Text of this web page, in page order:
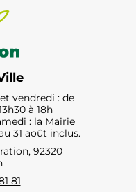
vendredi : de
à 18h
: la Mairie
31 août inclus.
92320
81